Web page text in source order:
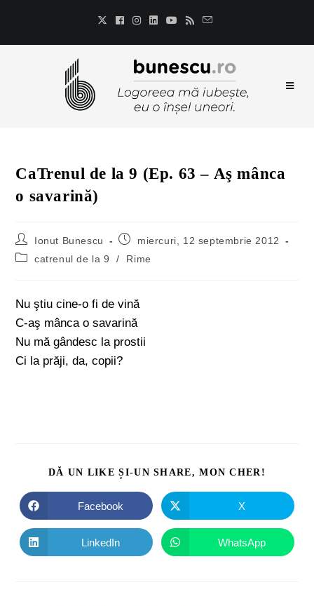
CaTrenul de la 9 (Ep. 63 – Aş mânca
o savarină)
Ionut Bunescu
miercuri, 12 septembrie 2012
catrenul de la 9
/ Rime
Nu ştiu cine-o fi de vină
C-aş mânca o savarină
Nu mă gândesc la prostii
Ci la prăji, da, copii?
DĂ UN LIKE ȘI-UN SHARE, MON CHER!
Facebook X
LinkedIn WhatsApp